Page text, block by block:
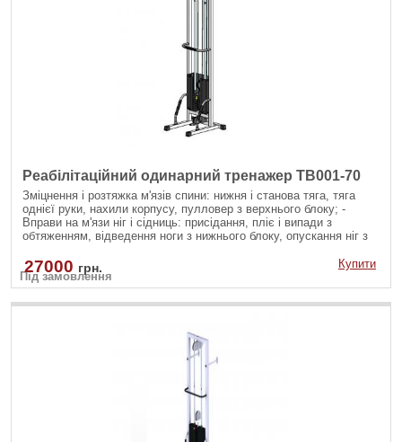
Реабілітаційний одинарний тренажер TB001-70
Зміцнення і розтяжка м'язів спини: нижня і станова тяга, тяга
однієї руки, нахили корпусу, пулловер з верхнього блоку; -
Вправи на м'язи ніг і сідниць: присідання, пліє і випади з
обтяженням, відведення ноги з нижнього блоку, опускання ніг з
різними хватами, розгинання рук на трицепс з різноманітними
рукоятями; - Зміцнення м'язів черевного преса: скручування на
прес, бічні нахили убік на косі м'язи як з верхнього так і з
нижнього блоку.
Під замовлення
27000 грн. Купити